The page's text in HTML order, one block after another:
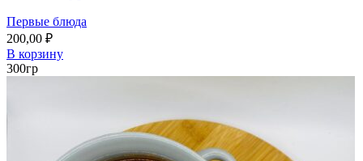
Первые блюда
200,00 ₽
В корзину
300гр